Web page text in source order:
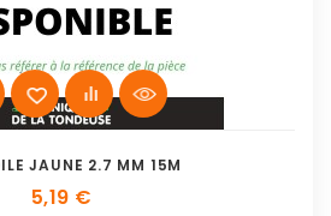
JAUNE 2.7 MM 15M
5,19 €